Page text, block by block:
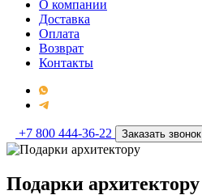
О компании
Доставка
Оплата
Возврат
Контакты
+7 800 444-36-22 Заказать звонок
Подарки архитектору